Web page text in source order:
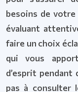
besoins de
évaluant
faire un choix
qui vous
d’esprit pendant
pas à consulter